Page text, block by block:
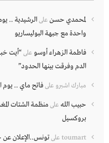
لمحمدي حسن علىالرشيدية ..
واحدة مع جبهة البوليساريو
فاطمة الزهراء أوسو على“أيت
الدم وفرقت بينها الحدود”
مبارك اشبرو علىفاتح ماي .. يوم
حبيب الله علىمنظمة الشتات
بروكسيل
toumart علىتونس..الإعلان